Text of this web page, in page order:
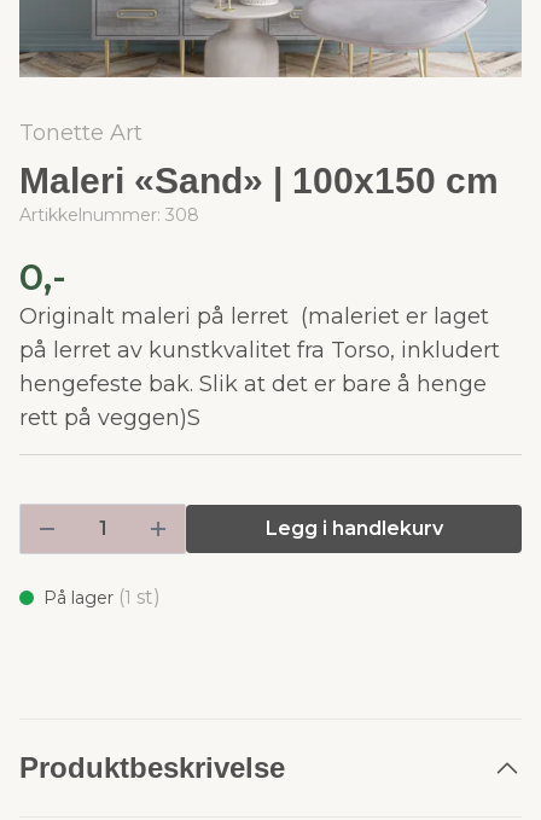
Tonette Art
Maleri «Sand» | 100x150 cm
Artikkelnummer: 308
0,-
Originalt maleri på lerret (maleriet er laget
på lerret av kunstkvalitet fra Torso, inkludert
hengefeste bak. Slik at det er bare å henge
rett på veggen)S
Legg i handlekurv
På lager (1 st)
Produktbeskrivelse